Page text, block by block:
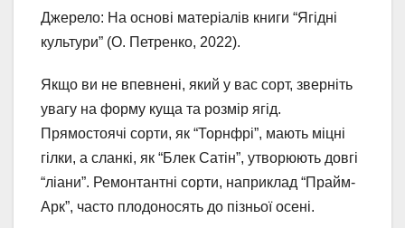
Джерело: На основі матеріалів книги “Ягідні
культури” (О. Петренко, 2022).
Якщо ви не впевнені, який у вас сорт, зверніть
увагу на форму куща та розмір ягід.
Прямостоячі сорти, як “Торнфрі”, мають міцні
гілки, а сланкі, як “Блек Сатін”, утворюють довгі
“ліани”. Ремонтантні сорти, наприклад “Прайм-
Арк”, часто плодоносять до пізньої осені.